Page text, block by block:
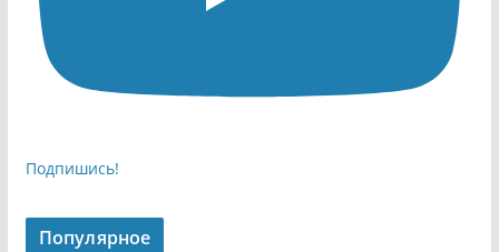
Подпишись!
Популярное